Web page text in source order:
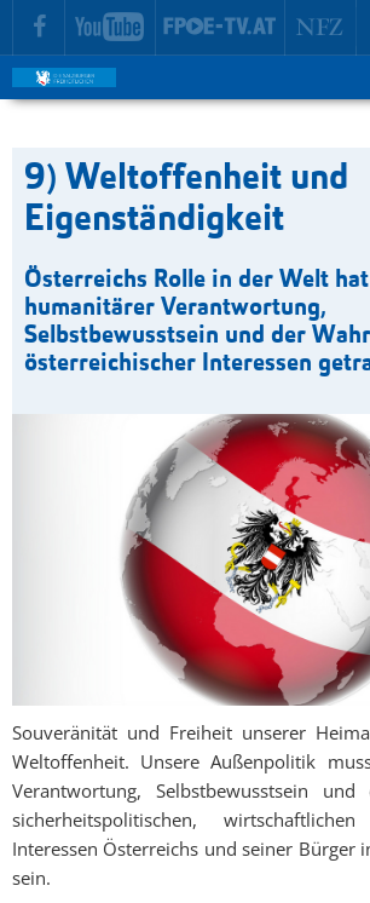
zur Hauptnavigation springen
zum Inhalt springen
9) Weltoffenheit und
Eigenständigkeit
Österreichs Rolle in der Welt
humanitärer Verantwortung,
Selbstbewusstsein und der
österreichischer Interessen
Souveränität und Freiheit unserer
Weltoffenheit. Unsere Außenpolitik
Verantwortung, Selbstbewusstsein
sicherheitspolitischen,
Interessen Österreichs und seiner Bürger
sein.